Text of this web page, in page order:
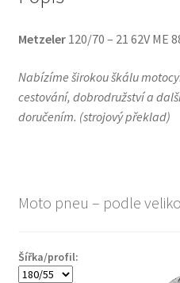
Metzeler120/70 – 21 62V ME
Nabízíme širokou škálu
cestování, dobrodružství a
doručením. (strojový překlad)
Moto pneu – podle
Šířka/profil: